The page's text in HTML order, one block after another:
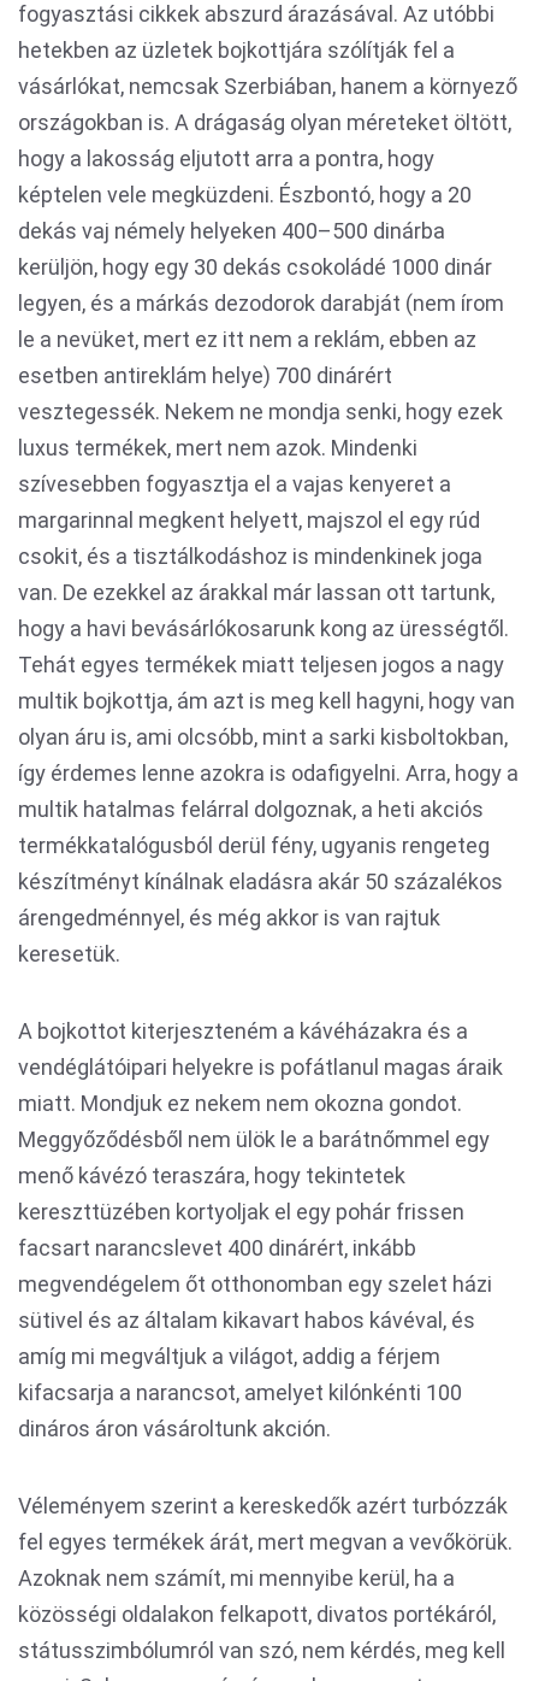
fogyasztási cikkek abszurd árazásával. Az utóbbi
hetekben az üzletek bojkottjára szólítják fel a
vásárlókat, nemcsak Szerbiában, hanem a környező
országokban is. A drágaság olyan méreteket öltött,
hogy a lakosság eljutott arra a pontra, hogy
képtelen vele megküzdeni. Észbontó, hogy a 20
dekás vaj némely helyeken 400–500 dinárba
kerüljön, hogy egy 30 dekás csokoládé 1000 dinár
legyen, és a márkás dezodorok darabját (nem írom
le a nevüket, mert ez itt nem a reklám, ebben az
esetben antireklám helye) 700 dinárért
vesztegessék. Nekem ne mondja senki, hogy ezek
luxus termékek, mert nem azok. Mindenki
szívesebben fogyasztja el a vajas kenyeret a
margarinnal megkent helyett, majszol el egy rúd
csokit, és a tisztálkodáshoz is mindenkinek joga
van. De ezekkel az árakkal már lassan ott tartunk,
hogy a havi bevásárlókosarunk kong az ürességtől.
Tehát egyes termékek miatt teljesen jogos a nagy
multik bojkottja, ám azt is meg kell hagyni, hogy van
olyan áru is, ami olcsóbb, mint a sarki kisboltokban,
így érdemes lenne azokra is odafigyelni. Arra, hogy a
multik hatalmas felárral dolgoznak, a heti akciós
termékkatalógusból derül fény, ugyanis rengeteg
készítményt kínálnak eladásra akár 50 százalékos
árengedménnyel, és még akkor is van rajtuk
keresetük.
A bojkottot kiterjeszteném a kávéházakra és a
vendéglátóipari helyekre is pofátlanul magas áraik
miatt. Mondjuk ez nekem nem okozna gondot.
Meggyőződésből nem ülök le a barátnőmmel egy
menő kávézó teraszára, hogy tekintetek
kereszttüzében kortyoljak el egy pohár frissen
facsart narancslevet 400 dinárért, inkább
megvendégelem őt otthonomban egy szelet házi
sütivel és az általam kikavart habos kávéval, és
amíg mi megváltjuk a világot, addig a férjem
kifacsarja a narancsot, amelyet kilónkénti 100
dináros áron vásároltunk akción.
Véleményem szerint a kereskedők azért turbózzák
fel egyes termékek árát, mert megvan a vevőkörük.
Azoknak nem számít, mi mennyibe kerül, ha a
közösségi oldalakon felkapott, divatos portékáról,
státusszimbólumról van szó, nem kérdés, meg kell